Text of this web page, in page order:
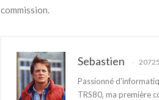
commission.
Sebastien
Passionné
TRS80, ma première